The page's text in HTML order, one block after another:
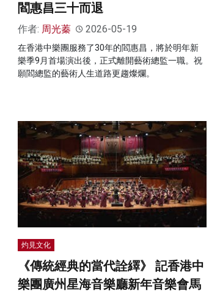
閻惠昌三十而退
作者: 周光蓁 2026-05-19
在香港中樂團服務了30年的閻惠昌，將於明年新
樂季9月首場演出後，正式離開藝術總監一職。祝
願閻總監的藝術人生道路更趨燦爛。
灼見文化
《傳統經典的當代詮繹》 記香港中
樂團廣州星海音樂廳新年音樂會馬